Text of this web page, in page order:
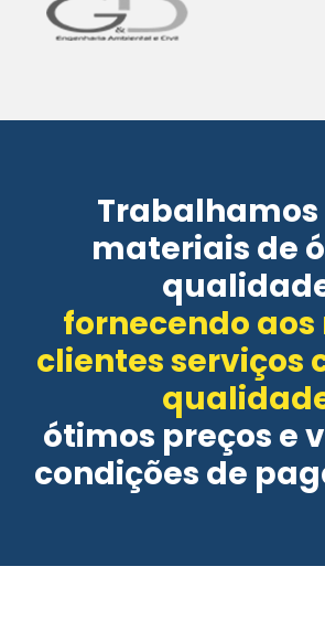
Trabalhamos
materiais de
fornecendo aos
clientes serviços
ótimos preços e
condições de